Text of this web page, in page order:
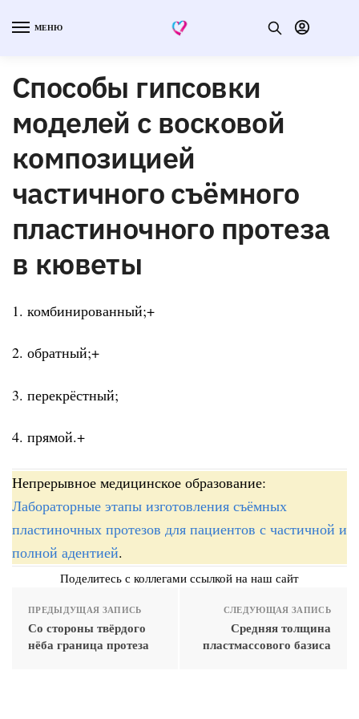
МЕНЮ
Способы гипсовки
моделей с восковой
композицией
частичного съёмного
пластиночного протеза
в кюветы
1. комбинированный;+
2. обратный;+
3. перекрёстный;
4. прямой.+
Непрерывное медицинское образование:
Лабораторные этапы изготовления съёмных
пластиночных протезов для пациентов с частичной и
полной адентией.
Поделитесь с коллегами ссылкой на наш сайт
ПРЕДЫДУЩАЯ ЗАПИСЬ
Со стороны твёрдого
нёба граница протеза
СЛЕДУЮЩАЯ ЗАПИСЬ
Средняя толщина
пластмассового базиса